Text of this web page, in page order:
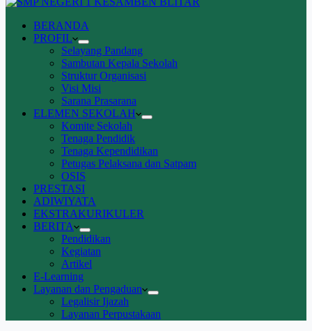
BERANDA
PROFIL
Selayang Pandang
Sambutan Kepala Sekolah
Struktur Organisasi
Visi Misi
Sarana Prasarana
ELEMEN SEKOLAH
Komite Sekolah
Tenaga Pendidik
Tenaga Kependidikan
Petugas Pelaksana dan Satpam
OSIS
PRESTASI
ADIWIYATA
EKSTRAKURIKULER
BERITA
Pendidikan
Kegiatan
Artikel
E-Learning
Layanan dan Pengaduan
Legalisir Ijazah
Layanan Perpustakaan